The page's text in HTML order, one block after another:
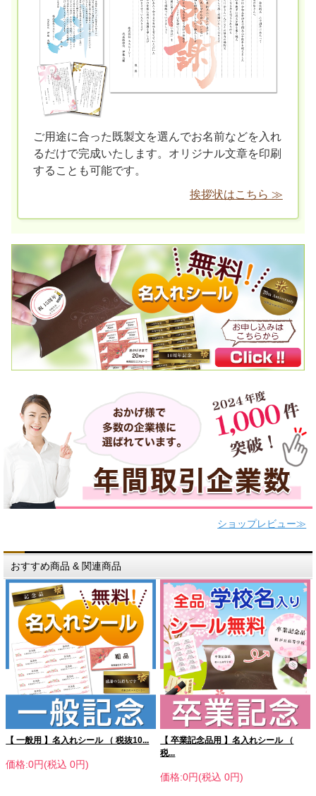
ご用途に合った既製文を選んでお名前などを入れ
るだけで完成いたします。オリジナル文章を印刷
することも可能です。
挨拶状はこちら ≫
ショップレビュー≫
おすすめ商品 & 関連商品
【 一般用 】名入れシール （ 税抜10...
価格:0円(税込 0円)
【 卒業記念品用 】名入れシール （
税...
価格:0円(税込 0円)